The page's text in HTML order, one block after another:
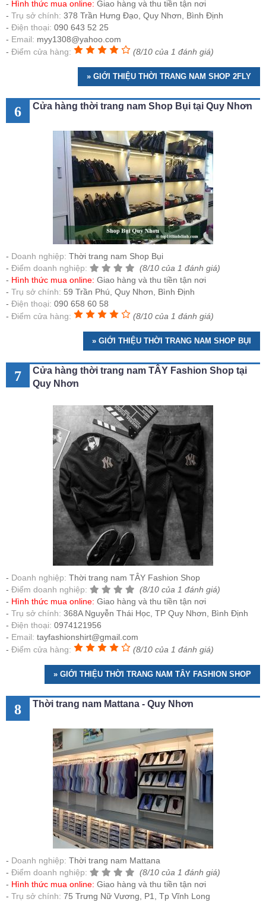
Hình thức mua online: Giao hàng và thu tiền tận nơi
Trụ sở chính: 378 Trần Hưng Đạo, Quy Nhơn, Bình Định
Điện thoại: 090 643 52 25
Email: myy1308@yahoo.com
Điểm cửa hàng:
(8/10 của 1 đánh giá)
» GIỚI THIỆU THỜI TRANG NAM SHOP 2FLY
6 Cửa hàng thời trang nam Shop Bụi tại Quy Nhơn
Doanh nghiệp: Thời trang nam Shop Bụi
Điểm doanh nghiệp:
(8/10 của 1 đánh giá)
Hình thức mua online: Giao hàng và thu tiền tận nơi
Trụ sở chính: 59 Trần Phú, Quy Nhơn, Bình Định
Điện thoại: 090 658 60 58
Điểm cửa hàng:
(8/10 của 1 đánh giá)
» GIỚI THIỆU THỜI TRANG NAM SHOP BỤI
7
Cửa hàng thời trang nam TÂY Fashion Shop tại
Quy Nhơn
Doanh nghiệp: Thời trang nam TÂY Fashion Shop
Điểm doanh nghiệp:
(8/10 của 1 đánh giá)
Hình thức mua online: Giao hàng và thu tiền tận nơi
Trụ sở chính: 368A Nguyễn Thái Học, TP Quy Nhơn, Bình Định
Điện thoại: 0974121956
Email: tayfashionshirt@gmail.com
Điểm cửa hàng:
(8/10 của 1 đánh giá)
» GIỚI THIỆU THỜI TRANG NAM TÂY FASHION SHOP
8 Thời trang nam Mattana - Quy Nhơn
Doanh nghiệp: Thời trang nam Mattana
Điểm doanh nghiệp:
(8/10 của 1 đánh giá)
Hình thức mua online: Giao hàng và thu tiền tận nơi
Trụ sở chính: 75 Trưng Nữ Vương, P1, Tp Vĩnh Long